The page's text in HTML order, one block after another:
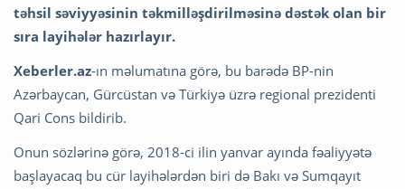
təhsil səviyyəsinin təkmilləşdirilməsinə dəstək olan bir
sıra layihələr hazırlayır.
Xeberler.az-ın məlumatına görə, bu barədə BP-nin
Azərbaycan, Gürcüstan və Türkiyə üzrə regional prezidenti
Qari Cons bildirib.
Onun sözlərinə görə, 2018-ci ilin yanvar ayında fəaliyyətə
başlayacaq bu cür layihələrdən biri də Bakı və Sumqayıt